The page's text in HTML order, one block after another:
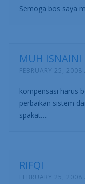
Semoga bos saya
MUH ISNAINI
FEBRUARY 25,
kompensasi harus
perbaikan sistem
spakat….
RIFQI
FEBRUARY 25,